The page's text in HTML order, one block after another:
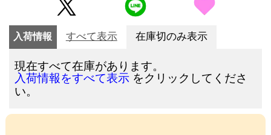
入荷情報 すべて表示 在庫切のみ表示
現在すべて在庫があります。
入荷情報をすべて表示 をクリックしてくださ
い。